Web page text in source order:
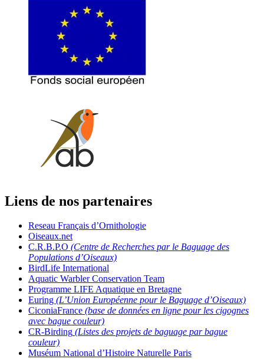
Liens de nos partenaires
Reseau Français d’Ornithologie
Oiseaux.net
C.R.B.P.O (Centre de Recherches par le Baguage des
Populations d’Oiseaux)
BirdLife International
Aquatic Warbler Conservation Team
Programme LIFE Aquatique en Bretagne
Euring (L’Union Européenne pour le Baguage d’Oiseaux)
CiconiaFrance (base de données en ligne pour les cigognes
avec bague couleur)
CR-Birding (Listes des projets de baguage par bague
couleur)
Muséum National d’Histoire Naturelle Paris